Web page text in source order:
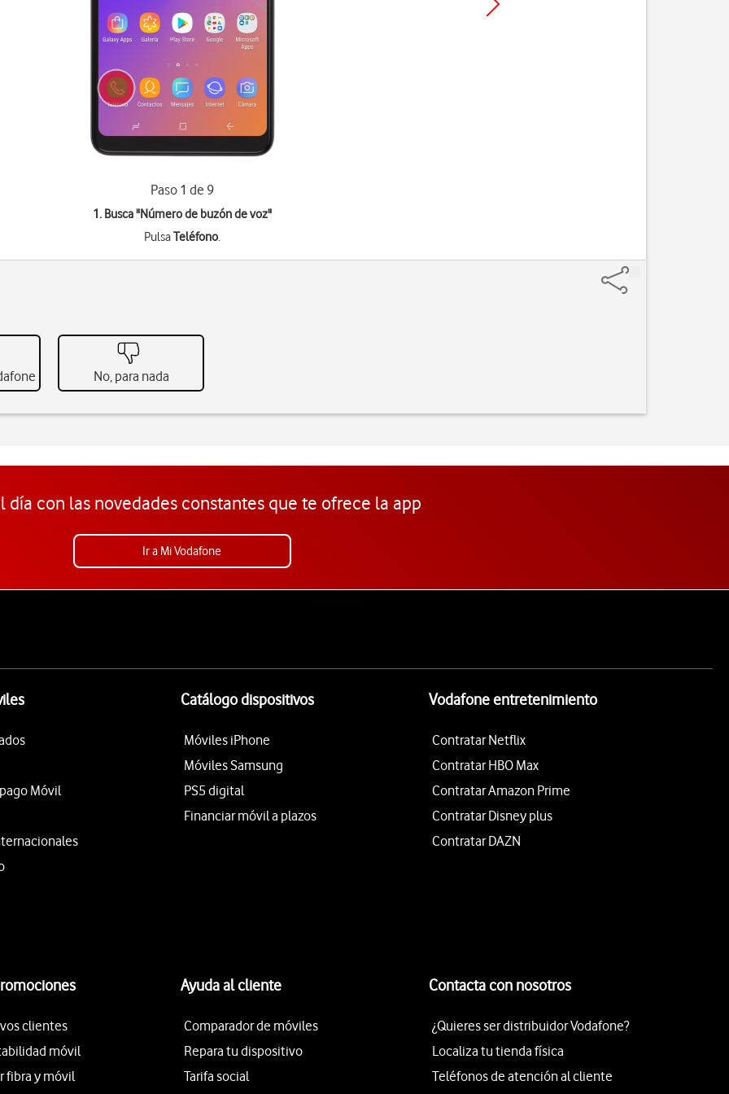
Paso 1 de 9
1. Busca "Número de buzón de voz"
PulsaTeléfono.
No, para nada
día con las novedades constantes que te ofrece la app
Ir a Mi Vodafone
Móvil
Catálogo dispositivos
Móviles iPhone
Móviles Samsung
PS5 digital
Financiar móvil a plazos
Vodafone entretenimiento
Contratar Netflix
Contratar HBO Max
Contratar Amazon Prime
Contratar Disney plus
Contratar DAZN
clientes
móvil
fibra y móvil
Ayuda al cliente
Comparador de móviles
Repara tu dispositivo
Tarifa social
Contacta con nosotros
¿Quieres ser distribuidor Vodafone?
Localiza tu tienda física
Teléfonos de atención al cliente